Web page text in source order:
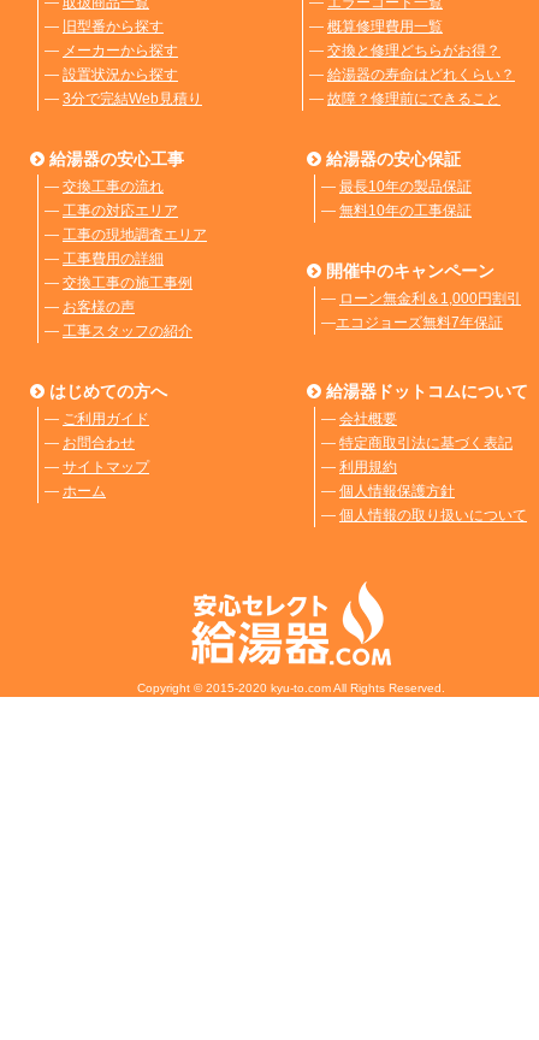
― 旧型番から探す
― メーカーから探す
― 設置状況から探す
― 3分で完結Web見積り
― 概算修理費用一覧
― 交換と修理どちらがお得？
― 給湯器の寿命はどれくらい？
― 故障？修理前にできること
給湯器の安心工事
― 交換工事の流れ
― 工事の対応エリア
― 工事の現地調査エリア
― 工事費用の詳細
― 交換工事の施工事例
― お客様の声
― 工事スタッフの紹介
給湯器の安心保証
― 最長10年の製品保証
― 無料10年の工事保証
開催中のキャンペーン
― ローン無金利＆1,000円割引
―エコジョーズ無料7年保証
はじめての方へ
― ご利用ガイド
― お問合わせ
― サイトマップ
― ホーム
給湯器ドットコムについて
― 会社概要
― 特定商取引法に基づく表記
― 利用規約
― 個人情報保護方針
― 個人情報の取り扱いについて
Copyright © 2015-2020 kyu-to.com All Rights Reserved.